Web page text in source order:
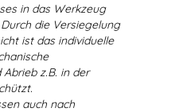
in das Werkzeug
die Versiegelung
ist das individuelle
z.B. in der
auch nach